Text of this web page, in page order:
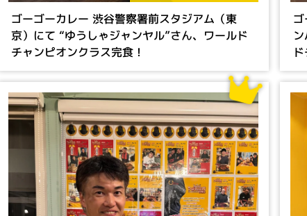
ゴーゴーカレー 渋谷警察署前スタジアム（東
京）にて “ゆうしゃジャンヤル”さん、ワールド
チャンピオンクラス完食！